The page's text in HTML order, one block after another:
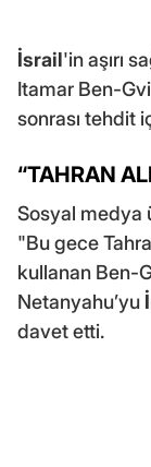
İsrail'in aşırı
Itamar Ben-
sonrası tehdit
“TAHRAN
Sosyal medya
"Bu gece
kullanan Ben-
Netanyahu’yu
davet etti.